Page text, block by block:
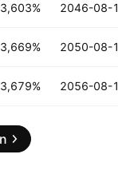
3,603% 2046-08-
3,669% 2050-08-
3,679% 2056-08-